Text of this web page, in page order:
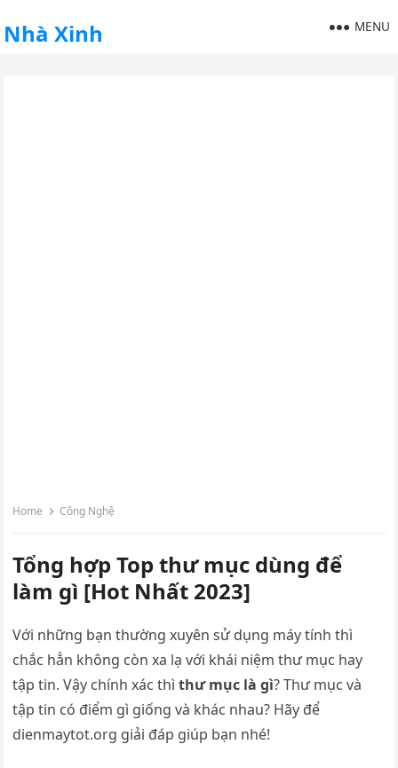
Nhà Xinh MENU
Home Công Nghệ
Tổng hợp Top thư mục dùng để
làm gì [Hot Nhất 2023]
Với những bạn thường xuyên sử dụng máy tính thì
chắc hẳn không còn xa lạ với khái niệm thư mục hay
tập tin. Vậy chính xác thìthư mục là gì? Thư mục và
tập tin có điểm gì giống và khác nhau? Hãy để
dienmaytot.org giải đáp giúp bạn nhé!